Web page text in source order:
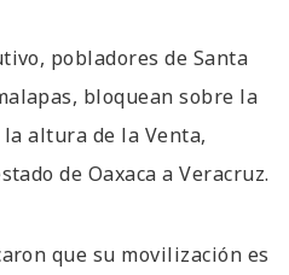
pobladores de Santa
bloquean sobre la
altura de la Venta,
de Oaxaca a Veracruz.
que su movilización es